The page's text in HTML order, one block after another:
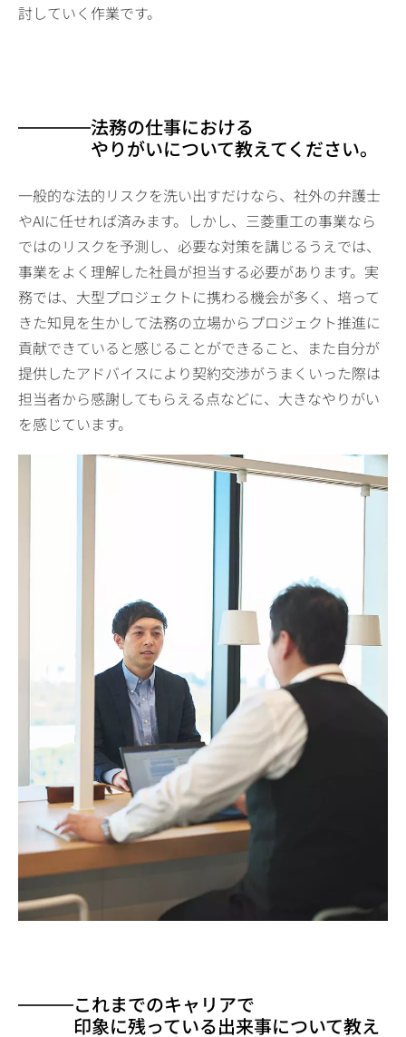
討していく作業です。
法務の仕事における
やりがいについて教えてください。
一般的な法的リスクを洗い出すだけなら、社外の弁護士
やAIに任せれば済みます。しかし、三菱重工の事業なら
ではのリスクを予測し、必要な対策を講じるうえでは、
事業をよく理解した社員が担当する必要があります。実
務では、大型プロジェクトに携わる機会が多く、培って
きた知見を生かして法務の立場からプロジェクト推進に
貢献できていると感じることができること、また自分が
提供したアドバイスにより契約交渉がうまくいった際は
担当者から感謝してもらえる点などに、大きなやりがい
を感じています。
これまでのキャリアで
印象に残っている出来事について教え